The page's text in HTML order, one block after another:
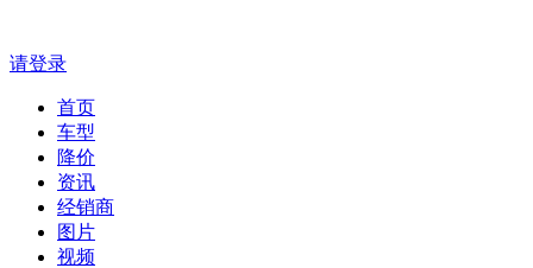
请登录
首页
车型
降价
资讯
经销商
图片
视频